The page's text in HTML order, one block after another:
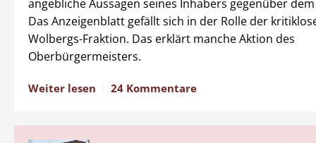
angebliche Aussagen seines Inhabers gegenüber
Das Anzeigenblatt gefällt sich in der Rolle der
Wolbergs-Fraktion. Das erklärt manche Aktion des
Oberbürgermeisters.
Weiter lesen 24 Kommentare